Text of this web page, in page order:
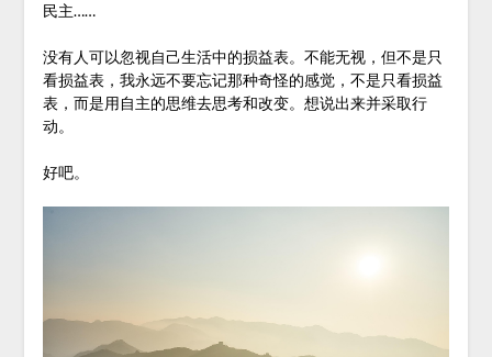
民主……
没有人可以忽视自己生活中的损益表。不能无视，但不是只
看损益表，我永远不要忘记那种奇怪的感觉，不是只看损益
表，而是用自主的思维去思考和改变。想说出来并采取行
动。
好吧。